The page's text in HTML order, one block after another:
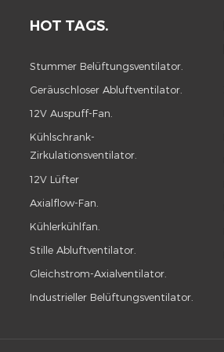
HOT TAGS.
Stummer Belüftungsventilator.
Geräuschloser Abluftventilator.
12V Auspuff-Fan.
Kühlschrank-
Zirkulationsventilator.
12V Lüfter
Axialflow-Fan.
Kühlerkühlfan.
Stille Abluftventilator.
Gleichstrom-Axialventilator.
Industrieller Belüftungsventilator.